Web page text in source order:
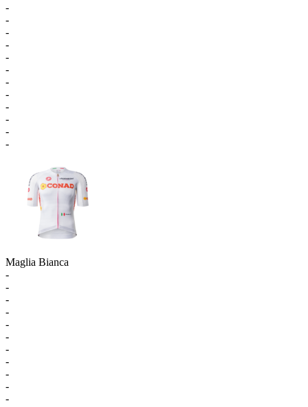
-
-
-
-
-
-
-
-
-
-
-
-
Maglia Bianca
-
-
-
-
-
-
-
-
-
-
-